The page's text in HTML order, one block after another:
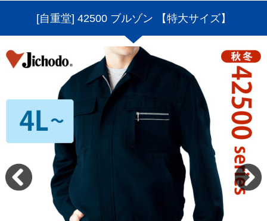
[自重堂] 42500 ブルゾン 【特大サイズ】